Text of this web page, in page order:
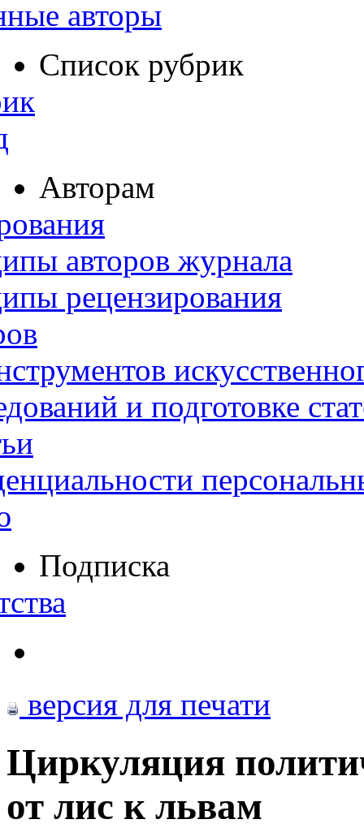
авторы
Список рубрик
Авторам
авторов журнала
рецензирования
и подготовке
Подписка
версия для печати
Циркуляция
от лис к львам